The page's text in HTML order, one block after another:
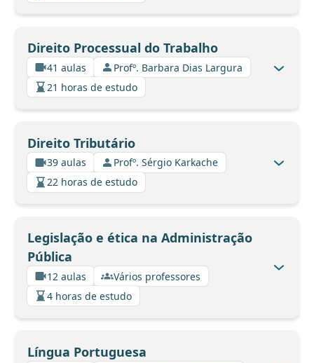
Direito Processual do Trabalho
41 aulas
Profº. Barbara Dias Largura
21 horas de estudo
Direito Tributário
39 aulas
Profº. Sérgio Karkache
22 horas de estudo
Legislação e ética na Administração
Pública
12 aulas
Vários professores
4 horas de estudo
Língua Portuguesa